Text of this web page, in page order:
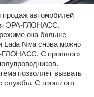
продаж автомобилей
ЭРА-ГЛОНАСС,
она больше
Lada Niva снова можно
ГЛОНАСС. С прошлого
позволяет вызвать
службы. С прошлого